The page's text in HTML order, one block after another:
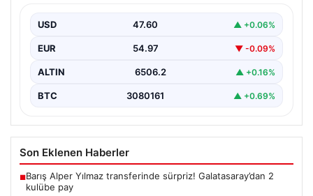
USD 47.60 ▲ +0.06%
EUR 54.97 ▼ -0.09%
ALTIN 6506.2 ▲ +0.16%
BTC 3080161 ▲ +0.69%
Son Eklenen Haberler
■Barış Alper Yılmaz transferinde sürpriz! Galatasaray’dan 2
kulübe pay